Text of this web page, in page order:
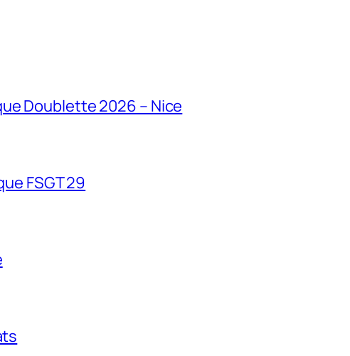
Doublette 2026 – Nice
FSGT 29